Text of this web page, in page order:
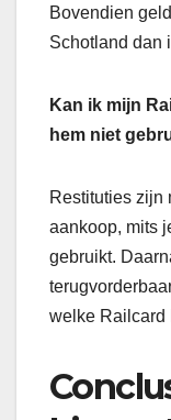
Bovendien
Schotland dan
Kan ik mijn
hem niet
Restituties zijn
aankoop, mits
gebruikt.
welke Railcard